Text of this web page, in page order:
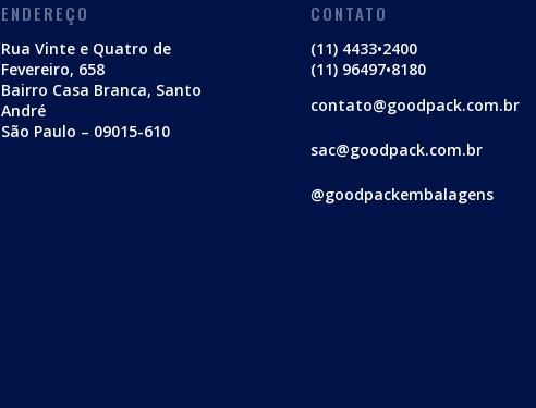
ENDEREÇO
Rua Vinte e Quatro de
Fevereiro, 658
Bairro Casa Branca, Santo
André
São Paulo – 09015-610
CONTATO
(11) 4433•2400
(11) 96497•8180
contato@goodpack.com.br
sac@goodpack.com.br
@goodpackembalagens